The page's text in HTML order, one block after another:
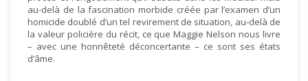
au-delà de la fascination morbide créée par l’examen d’un
homicide doublé d’un tel revirement de situation, au-delà de
la valeur policière du récit, ce que Maggie Nelson nous livre
– avec une honnêteté déconcertante – ce sont ses états
d’âme.